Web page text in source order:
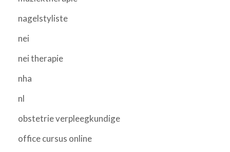
nagelstyliste
nei
nei therapie
nha
nl
obstetrie verpleegkundige
office cursus online